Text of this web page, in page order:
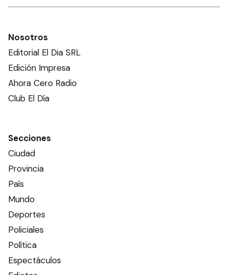
Nosotros
Editorial El Dia SRL
Edición Impresa
Ahora Cero Radio
Club El Día
Secciones
Ciudad
Provincia
País
Mundo
Deportes
Policiales
Política
Espectáculos